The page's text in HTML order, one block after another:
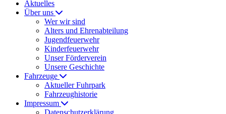
Aktuelles
Über uns
Wer wir sind
Alters und Ehrenabteilung
Jugendfeuerwehr
Kinderfeuerwehr
Unser Förderverein
Unsere Geschichte
Fahrzeuge
Aktueller Fuhrpark
Fahrzeughistorie
Impressum
Datenschutzerklärung